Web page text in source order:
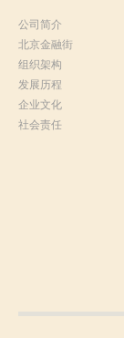
公司简介
北京金融街
组织架构
发展历程
企业文化
社会责任